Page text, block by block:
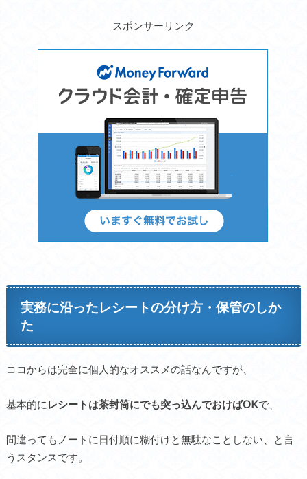
スポンサーリンク
実務に沿ったレシートの分け方・保管のしか
た
ココからは完全に個人的なオススメの話なんですが、
基本的に レシートは茶封筒にでも突っ込んでおけばOKで、
間違ってもノートに日付順に糊付けと無駄なことしない、と言
うスタンスです。